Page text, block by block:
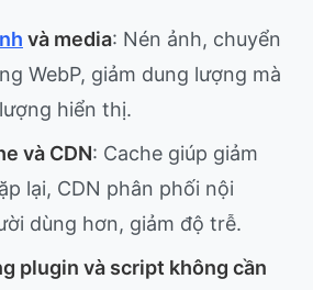
và media: Nén ảnh, chuyển
WebP, giảm dung lượng mà
hiển thị.
và CDN: Cache giúp giảm
lại, CDN phân phối nội
dùng hơn, giảm độ trễ.
plugin và script không cần